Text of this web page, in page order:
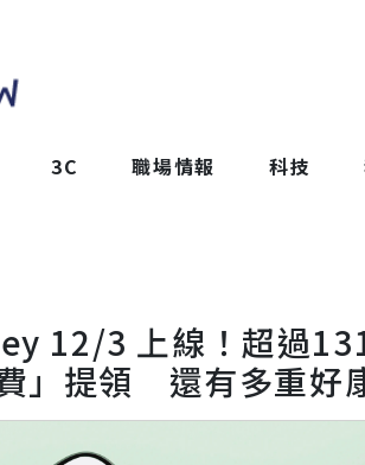
3C 職場情報 科技
12/3 上線！超過
」提領 還有多重好